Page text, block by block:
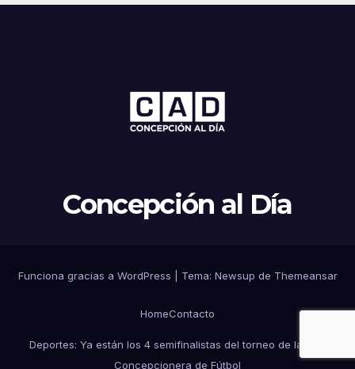
Concepción al Día
Funciona gracias a WordPress Tema: Newsup de Themeansar
HomeContacto
Deportes: Ya están los 4 semifinalistas del torneo de la Liga
Concepcionera de Fútbol